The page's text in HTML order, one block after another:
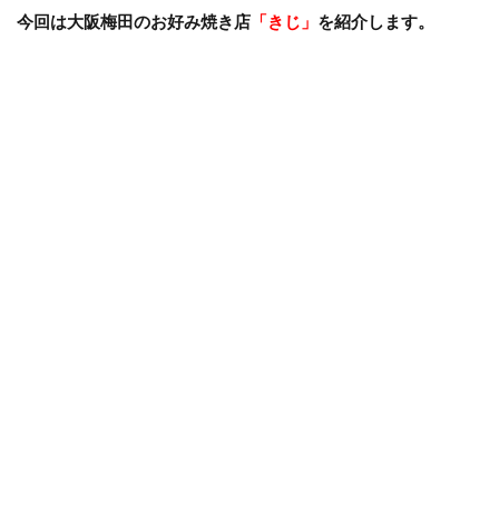
今回は大阪梅田のお好み焼き店 「きじ」 を紹介します。